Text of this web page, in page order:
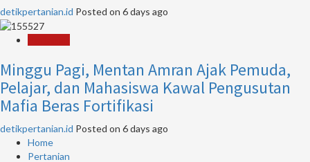
detikpertanian.id Posted on 6 days ago
Minggu Pagi, Mentan Amran Ajak Pemuda,
Pelajar, dan Mahasiswa Kawal Pengusutan
Mafia Beras Fortifikasi
detikpertanian.id Posted on 6 days ago
Home
Pertanian